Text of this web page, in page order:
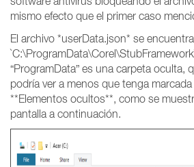
mismo efecto que el primer caso
El archivo *userData.json* se
“ProgramData” es una carpeta oculta,
podría ver a menos que tenga marcada
**Elementos ocultos**, como se
pantalla a continuación.